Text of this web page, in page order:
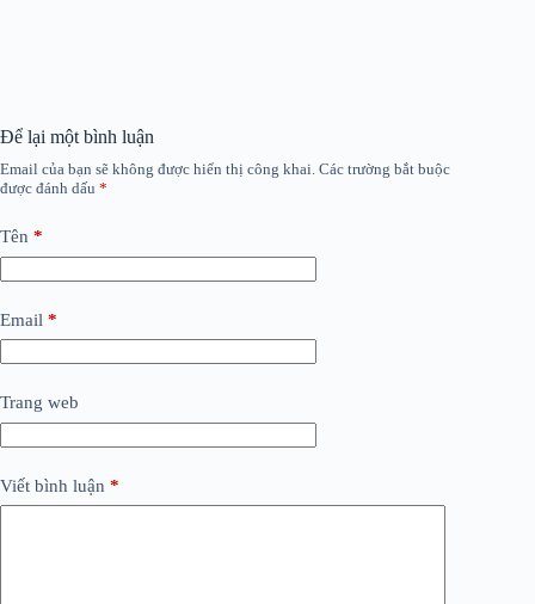
Để lại một bình luận
Email của bạn sẽ không được hiển thị công khai. Các trường bắt buộc
được đánh dấu *
Tên *
Email *
Trang web
Viết bình luận *